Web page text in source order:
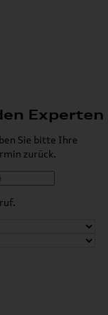
Experten
Sie bitte Ihre
zurück.